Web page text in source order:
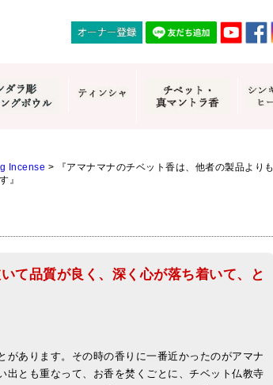
Incense >
『アマナマナのチベット香は、他者の製品よりも
』
て品質が良く、深く心が落ち着いて、と
あります。その時の香りに一番近かったのがアマナ
とも重なって、お香を焚くごとに、チベット仏教寺